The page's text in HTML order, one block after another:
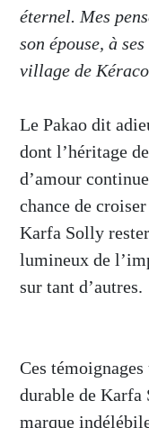
éternel. Mes
son épouse, à
village de
Le Pakao dit
dont l’héritage
d’amour
chance de
Karfa Solly
lumineux de
sur tant d’autres.
Ces
durable de Karfa
marque